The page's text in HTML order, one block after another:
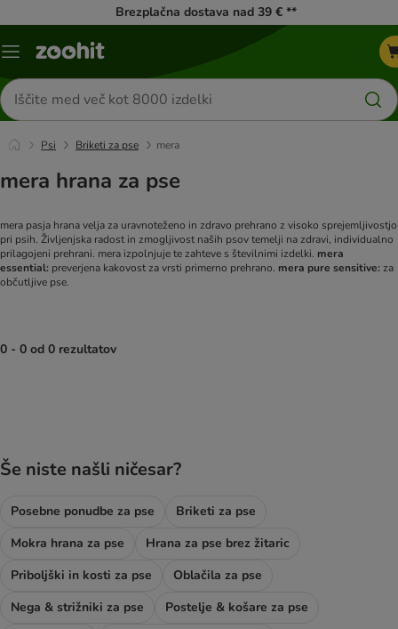
Brezplačna dostava nad 39 € **
Meni
Iskanje
izdelkov
Psi Briketi za pse mera
mera hrana za pse
mera pasja hrana velja za uravnoteženo in zdravo prehrano z visoko sprejemljivostjo
pri psih. Življenjska radost in zmogljivost naših psov temelji na zdravi, individualno
prilagojeni prehrani. mera izpolnjuje te zahteve s številnimi izdelki. mera
essential: preverjena kakovost za vrsti primerno prehrano. mera pure sensitive:za
občutljive pse.
0 - 0 od 0 rezultatov
Še niste našli ničesar?
Posebne ponudbe za pse
Briketi za pse
Mokra hrana za pse
Hrana za pse brez žitaric
Priboljški in kosti za pse
Oblačila za pse
Nega & strižniki za pse
Postelje & košare za pse